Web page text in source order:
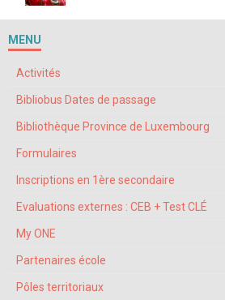
MENU
Activités
Bibliobus Dates de passage
Bibliothèque Province de Luxembourg
Formulaires
Inscriptions en 1ère secondaire
Evaluations externes : CEB + Test CLÉ
My ONE
Partenaires école
Pôles territoriaux